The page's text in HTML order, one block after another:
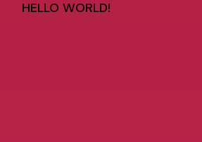
HELLO WORLD!